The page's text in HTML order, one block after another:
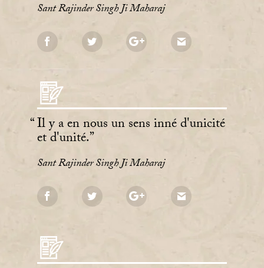
Sant Rajinder Singh Ji Maharaj
Il y a en nous un sens inné d'unicité
et d'unité.
Sant Rajinder Singh Ji Maharaj